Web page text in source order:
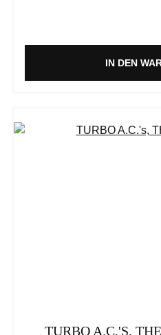
IN DEN
TURBO A.C.'S,